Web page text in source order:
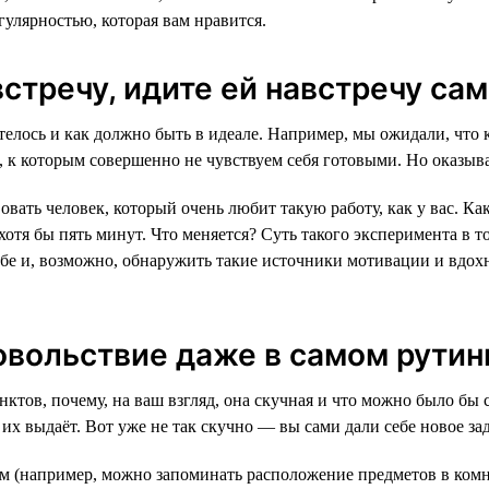
которая вам нравится.
идите ей навстречу
и как должно быть в идеале. Например, мы ожидали,
которым совершенно не чувствуем себя готовыми. Но
человек, который очень любит такую работу, как у вас.
бы пять минут. Что меняется? Суть такого эксперимента в
и, возможно, обнаружить такие источники мотивации и
даже в самом
почему, на ваш взгляд, она скучная и что можно было
выдаёт. Вот уже не так скучно — вы сами дали себе новое
(например, можно запоминать расположение предметов в